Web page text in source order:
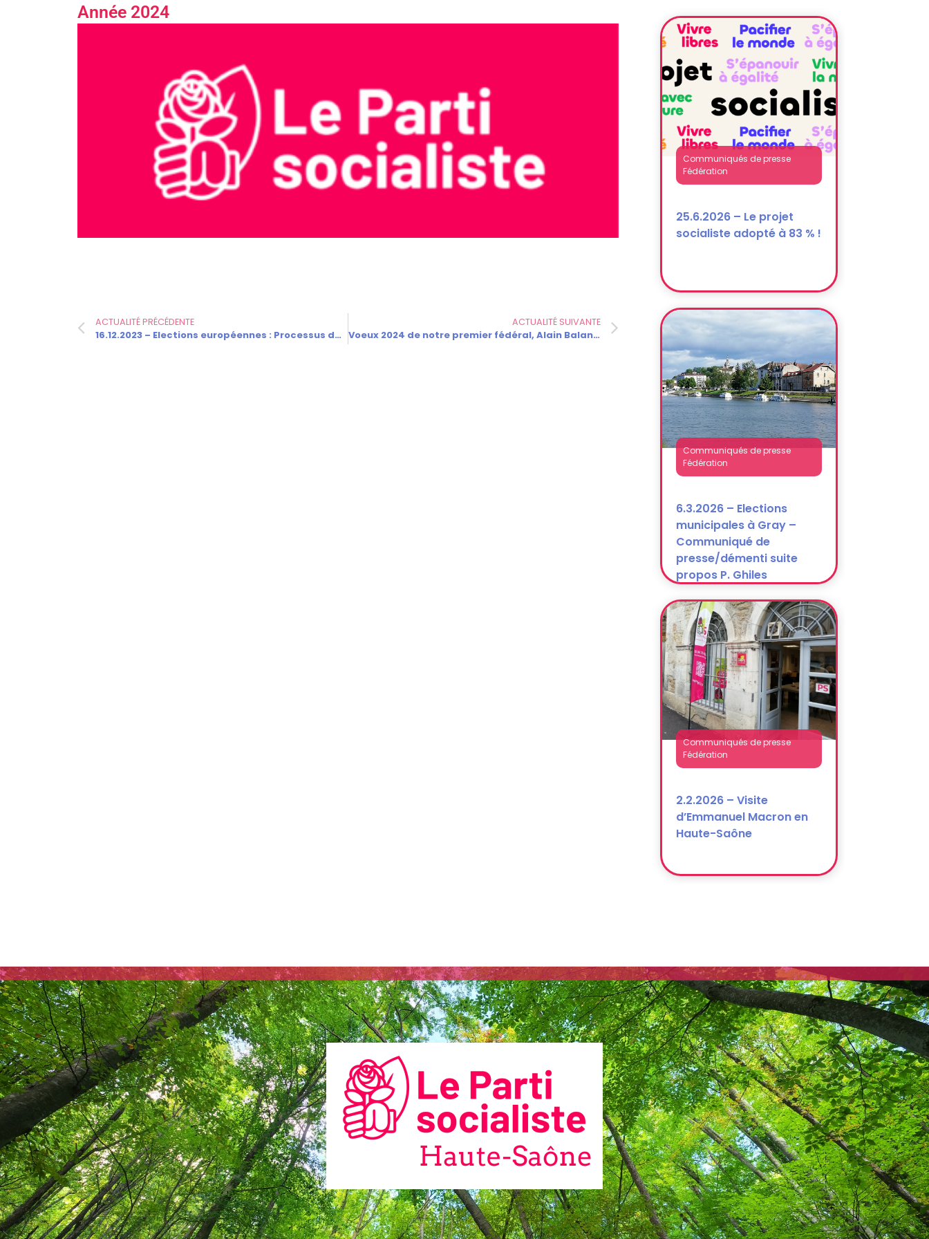
Année 2024
ACTUALITÉ PRÉCÉDENTE
16.12.2023 – Elections européennes : Processus de désignation des candidats
ACTUALITÉ SUIVANTE
Voeux 2024 de notre premier fédéral, Alain Balandier
Communiqués de presse
Fédération
25.6.2026 – Le projet
Communiqués de presse
Fédération
6.3.2026 – Elections
Communiqué de
presse/démenti suite
propos P. Ghiles
Communiqués de presse
Fédération
2.2.2026 – Visite
Haute-Saône
Communiqués de presse
Fédération
Elections municipales
2026 – Vesoul